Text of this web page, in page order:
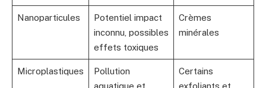
Nanoparticules
Potentiel impact
inconnu, possibles
effets toxiques
Crèmes
minérales
Microplastiques
Pollution
aquatique et
Certains
exfoliants et